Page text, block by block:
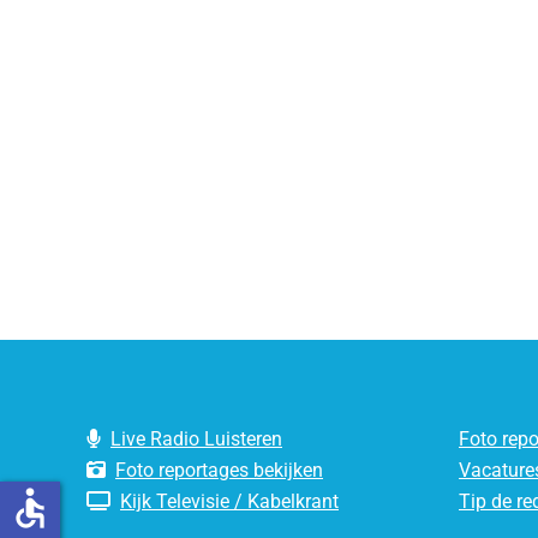
Live Radio Luisteren
Foto reportages bekijken
Kijk Televisie / Kabelkrant
Foto
Tip de
accessible